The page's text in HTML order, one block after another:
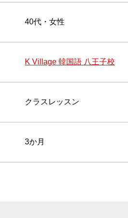
40代・女性
K Village 韓国語 八王子校
クラスレッスン
3か月